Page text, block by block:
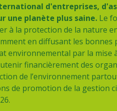
d'entreprises,
une planète plus saine. Le
à la protection de la nature
en diffusant les bonnes
environnemental par la mise
financièrement des
de l’environnement
de promotion de la gestion